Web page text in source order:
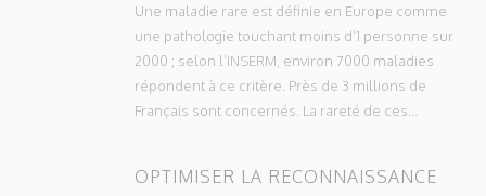
Une maladie rare est définie en Europe comme
une pathologie touchant moins d’1 personne sur
2000 ; selon l’INSERM, environ 7000 maladies
répondent à ce critère. Près de 3 millions de
Français sont concernés. La rareté de ces...
OPTIMISER LA RECONNAISSANCE